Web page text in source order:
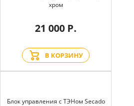
хром
21 000 Р.
В КОРЗИНУ
Блок управления с ТЭНом Secado